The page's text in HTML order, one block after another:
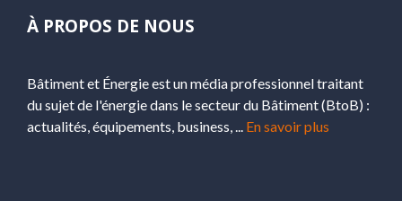
À PROPOS DE NOUS
Bâtiment et Énergie est un média professionnel traitant
du sujet de l'énergie dans le secteur du Bâtiment (BtoB) :
actualités, équipements, business, ... En savoir plus